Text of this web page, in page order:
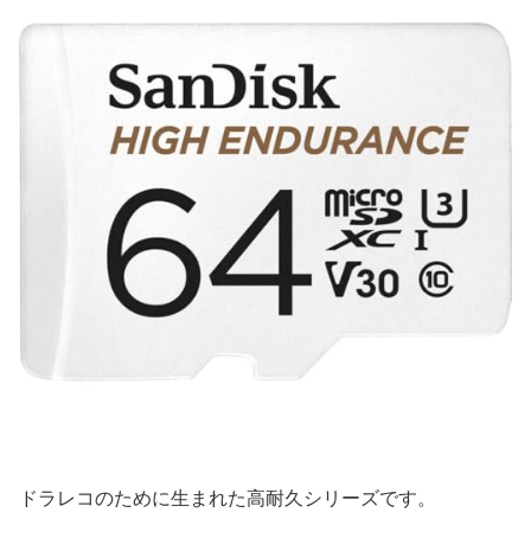
ドラレコのために生まれた高耐久シリーズです。